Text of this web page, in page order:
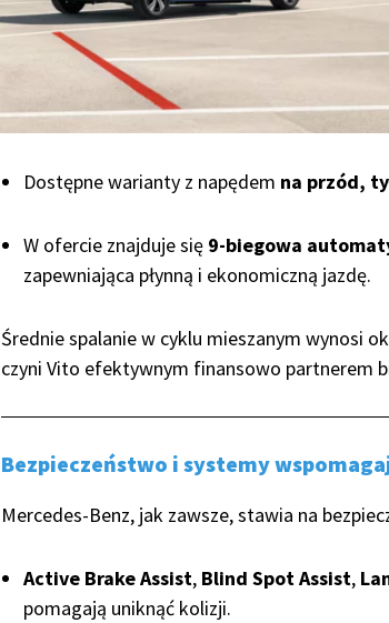
Dostępne warianty z napędem na przód,
W ofercie znajduje się 9-biegowa
zapewniająca płynną i ekonomiczną jazdę.
Średnie spalanie w cyklu mieszanym wynosi
czyni Vito efektywnym finansowo partnerem
Bezpieczeństwo i systemy
Mercedes-Benz, jak zawsze, stawia na
Active Brake Assist, Blind Spot Assist,
pomagają uniknąć kolizji.